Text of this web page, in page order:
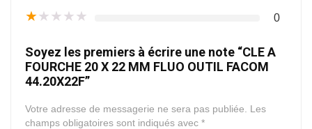
★★★★★ 0
Soyez les premiers à écrire une note “CLE A
FOURCHE 20 X 22 MM FLUO OUTIL FACOM
44.20X22F”
Votre adresse de messagerie ne sera pas publiée. Les
champs obligatoires sont indiqués avec *